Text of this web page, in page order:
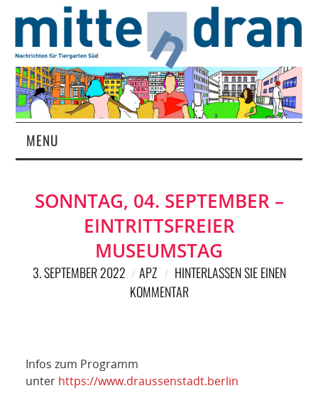
MENU
MAGAZIN
RUBRIKEN
SPONSORING
KONTAKT
SONNTAG, 04. SEPTEMBER –
EINTRITTSFREIER
MUSEUMSTAG
3. SEPTEMBER 2022 APZ
HINTERLASSEN SIE EINEN
KOMMENTAR
Infos zum Programm
unter https://www.draussenstadt.berlin